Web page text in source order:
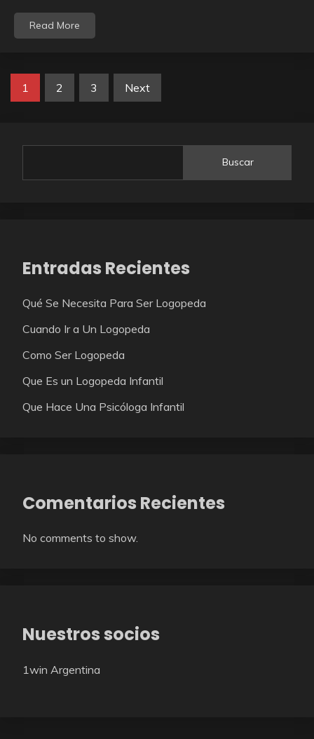
Read More
Posts
1 2 3 Next
Buscar
Entradas Recientes
Qué Se Necesita Para Ser Logopeda
Cuando Ir a Un Logopeda
Como Ser Logopeda
Que Es un Logopeda Infantil
Que Hace Una Psicóloga Infantil
Comentarios Recientes
No comments to show.
Nuestros socios
1win Argentina